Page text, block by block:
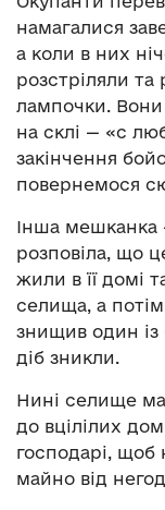
намагалися
а коли в них
розстріляли
лампочки.
на склі — «с
закінчення
повернемося
Інша мешканка
розповіла, що
жили в її домі
селища, а потім
знищив один із
діб зникли.
Нині селище
до вцілілих
господарі, щоб
майно від